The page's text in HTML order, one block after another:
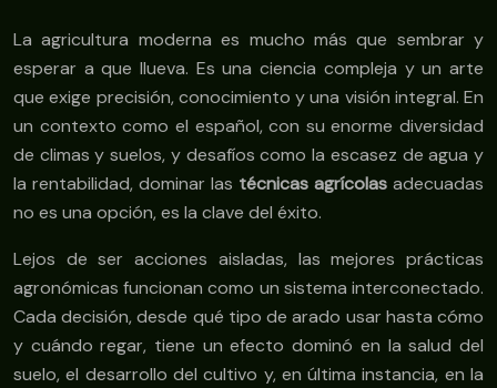
La agricultura moderna es mucho más que sembrar y
esperar a que llueva. Es una ciencia compleja y un arte
que exige precisión, conocimiento y una visión integral. En
un contexto como el español, con su enorme diversidad
de climas y suelos, y desafíos como la escasez de agua y
la rentabilidad, dominar las técnicas agrícolas adecuadas
no es una opción, es la clave del éxito.
Lejos de ser acciones aisladas, las mejores prácticas
agronómicas funcionan como un sistema interconectado.
Cada decisión, desde qué tipo de arado usar hasta cómo
y cuándo regar, tiene un efecto dominó en la salud del
suelo, el desarrollo del cultivo y, en última instancia, en la